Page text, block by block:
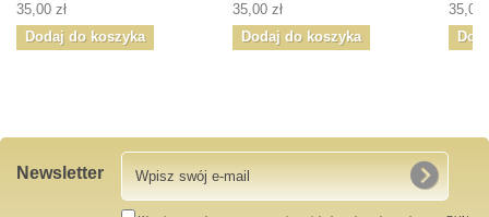
35,00 zł
Dodaj do koszyka
35,00 zł
Dodaj do koszyka
35,00
Newsletter